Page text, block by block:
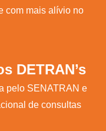
com mais alívio no
DETRAN’s
pelo SENATRAN e
de consultas